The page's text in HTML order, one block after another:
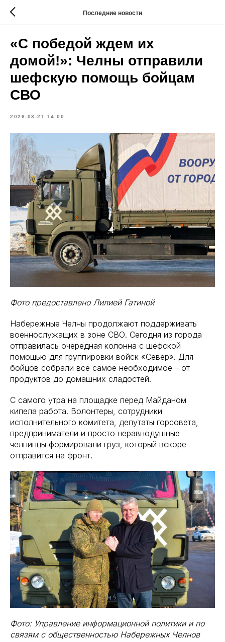
Последние новости
«С победой ждем их
домой!»: Челны отправили
шефскую помощь бойцам
СВО
2026-03-21 14:00
Фото предоставлено Лилией Гатиной
Набережные Челны продолжают поддерживать
военнослужащих в зоне СВО. Сегодня из города
отправилась очередная колонна с шефской
помощью для группировки войск «Север». Для
бойцов собрали все самое необходимое – от
продуктов до домашних сладостей.
С самого утра на площадке перед Майданом
кипела работа. Волонтеры, сотрудники
исполнительного комитета, депутаты горсовета,
предприниматели и просто неравнодушные
челнинцы формировали груз, который вскоре
отправится на фронт.
Фото: Управление информационной политики и по
связям с общественностью Набережных Челнов